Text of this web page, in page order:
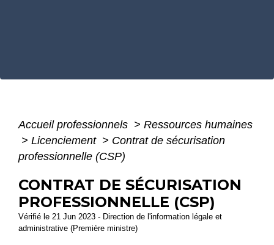
Accueil professionnels > Ressources humaines
> Licenciement > Contrat de sécurisation
professionnelle (CSP)
CONTRAT DE SÉCURISATION
PROFESSIONNELLE (CSP)
Vérifié le 21 Jun 2023 - Direction de l'information légale et
administrative (Première ministre)